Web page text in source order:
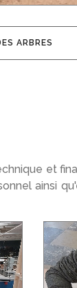
ARBRES
et
ainsi